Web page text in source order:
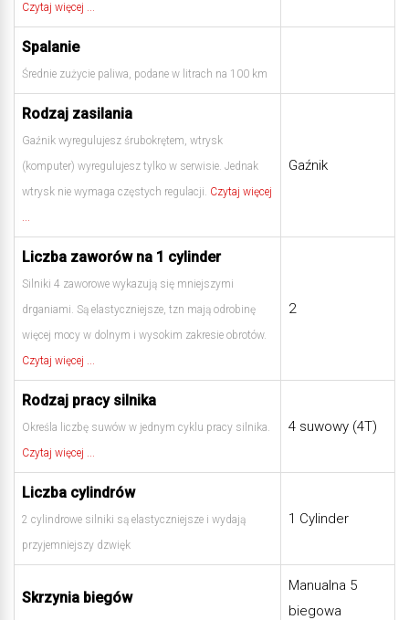
Czytaj więcej ...
Spalanie
Średnie zużycie paliwa, podane w litrach na 100 km
Rodzaj zasilania
Gaźnik wyregulujesz śrubokrętem, wtrysk
(komputer) wyregulujesz tylko w serwisie. Jednak
wtrysk nie wymaga częstych regulacji. Czytaj więcej
...
Gaźnik
Liczba zaworów na 1 cylinder
Silniki 4 zaworowe wykazują się mniejszymi
drganiami. Są elastyczniejsze, tzn mają odrobinę
więcej mocy w dolnym i wysokim zakresie obrotów.
Czytaj więcej ...
2
Rodzaj pracy silnika
Określa liczbę suwów w jednym cyklu pracy silnika.
Czytaj więcej ...
4 suwowy (4T)
Liczba cylindrów
2 cylindrowe silniki są elastyczniejsze i wydają
przyjemniejszy dzwięk
1 Cylinder
Skrzynia biegów
Manualna 5
biegowa